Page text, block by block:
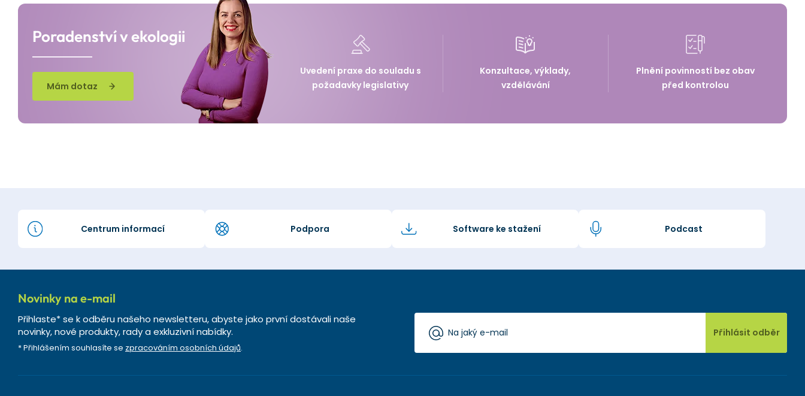
Poradenství v ekologii
Mám dotaz
Uvedení praxe do souladu s
požadavky legislativy
Konzultace, výklady,
vzdělávání
Plnění povinností bez obav
před kontrolou
Centrum informací Podpora Software ke stažení Podcast
Novinky na e-mail
Přihlaste* se k odběru našeho newsletteru, abyste jako první dostávali naše
novinky, nové produkty, rady a exkluzivní nabídky.
* Přihlášením souhlasíte se zpracováním osobních údajů.
Přihlásit odběr